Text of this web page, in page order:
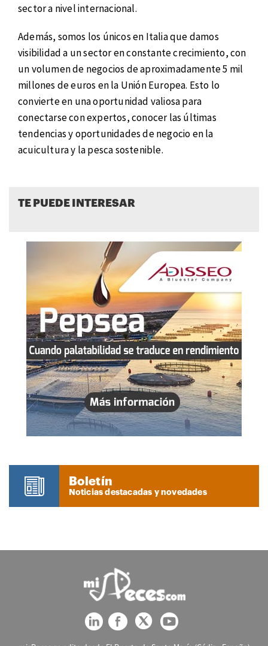
sector a nivel internacional.
Además, somos los únicos en Italia que damos
visibilidad a un sector en constante crecimiento, con
un volumen de negocios de aproximadamente 5 mil
millones de euros en la Unión Europea. Esto lo
convierte en una oportunidad valiosa para
conectarse con expertos, conocer las últimas
tendencias y oportunidades de negocio en la
acuicultura y la pesca sostenible.
TE PUEDE INTERESAR
Boletín
Noticias destacadas y novedades